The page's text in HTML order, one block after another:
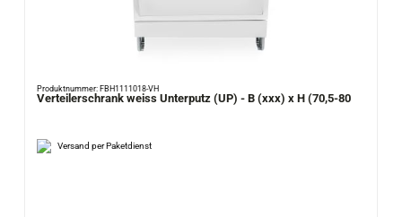
Produktnummer: FBH1111018-VH
Verteilerschrank weiss Unterputz (UP) - B (xxx) x H (70,5-80
Versand per Paketdienst